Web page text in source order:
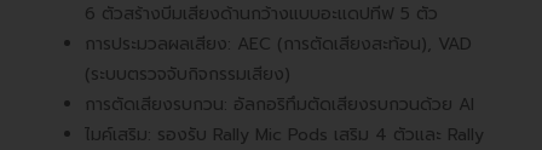
6 ตัวสร้างบีมเสียงด้านกว้างแบบอะแดปทีฟ 5 ตัว
การประมวลผลเสียง: AEC (การตัดเสียงสะท้อน), VAD
(ระบบตรวจจับกิจกรรมเสียง)
การตัดเสียงรบกวน: อัลกอริทึมตัดเสียงรบกวนด้วย AI
ไมค์เสริม: รองรับ Rally Mic Pods เสริม 4 ตัวและ Rally